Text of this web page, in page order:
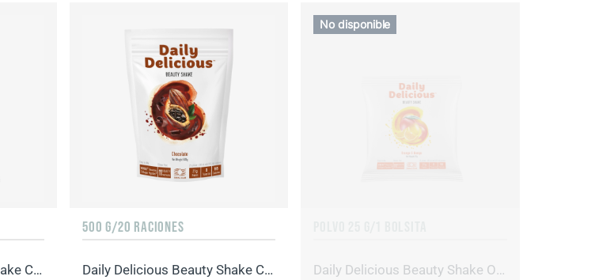
Daily Delicious Beauty Shake Chocolate
500 G/20 RACIONES
Daily Delicious Beauty Shake Chocolate Daily Delicious Beauty Shake Orange&Mango
No disponible